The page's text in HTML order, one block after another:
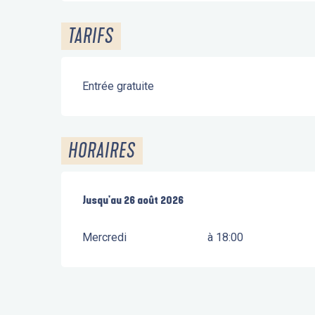
TARIFS
Entrée gratuite
HORAIRES
Du1 juillet 2026au26 août 2026
Jusqu'au 26 août 2026
Mercredi à 18:00